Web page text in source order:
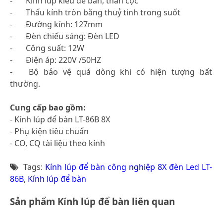
-
Thấu kính tròn bằng thuỷ tinh trong suốt
-
Đường kính: 127mm
-
Đèn chiếu sáng: Đèn LED
-
Công suất: 12W
-
Điện áp: 220V /50HZ
-
Bộ bảo vệ quá dòng khi có hiện tượng bất
thường.
Cung cấp bao gồm:
- Kính lúp để bàn LT-86B 8X
- Phụ kiện tiêu chuẩn
- CO, CQ tài liệu theo kính
Tags: Kính lúp để bàn công nghiệp 8X đèn Led LT-
86B, Kính lúp để bàn
Sản phẩm Kính lúp để bàn liên quan